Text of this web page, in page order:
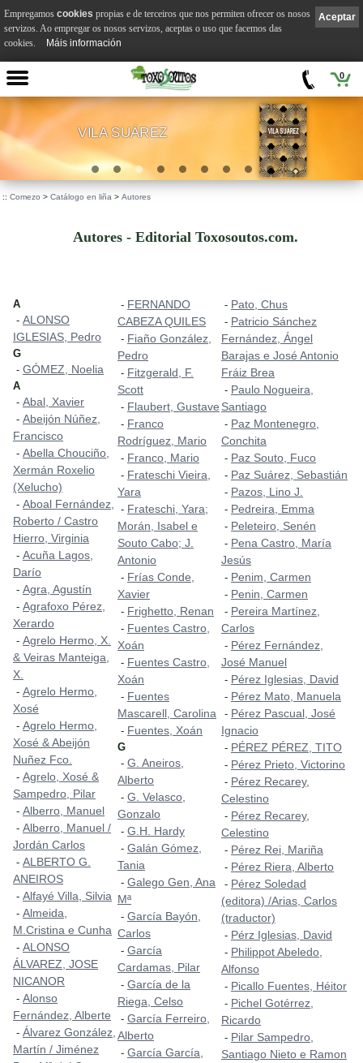
0
VILA SUÁREZ
:: Comezo > Catálogo en liña > Autores
Autores - Editorial Toxosoutos.com.
A
- ALONSO
IGLESIAS, Pedro
G
- GÓMEZ, Noelia
A
- Abal, Xavier
- Abeijón Núñez,
Francisco
- Abella Chouciño,
Xermán Roxelio
(Xelucho)
- Aboal Fernández,
Roberto / Castro
Hierro, Virginia
- Acuña Lagos,
Darío
- Agra, Agustín
- Agrafoxo Pérez,
Xerardo
- Agrelo Hermo, X.
& Veiras Manteiga,
X.
- Agrelo Hermo,
Xosé
- Agrelo Hermo,
Xosé & Abeijón
Nuñez Fco.
- Agrelo, Xosé &
Sampedro, Pilar
- Alberro, Manuel
- Alberro, Manuel /
Jordán Carlos
- ALBERTO G.
ANEIROS
- Alfayé Villa, Silvia
- Almeida,
M.Cristina e Cunha
- ALONSO
ÁLVAREZ, JOSE
NICANOR
- Alonso
Fernández, Alberte
- Álvarez González,
Martín / Jiménez
- FERNANDO
CABEZA QUILES
- Fiaño González,
Pedro
- Fitzgerald, F.
Scott
- Flaubert, Gustave
- Franco
Rodríguez, Mario
- Franco, Mario
- Frateschi Vieira,
Yara
- Frateschi, Yara;
Morán, Isabel e
Souto Cabo; J.
Antonio
- Frías Conde,
Xavier
- Frighetto, Renan
- Fuentes Castro,
Xoán
- Fuentes Castro,
Xoán
- Fuentes
Mascarell, Carolina
- Fuentes, Xoán
G
- G. Aneiros,
Alberto
- G. Velasco,
Gonzalo
- G.H. Hardy
- Galán Gómez,
Tania
- Galego Gen, Ana
Mª
- García Bayón,
Carlos
- García
Cardamas, Pilar
- García de la
Riega, Celso
- García Ferreiro,
Alberto
- García García,
- Pato, Chus
- Patricio Sánchez
Fernández, Ángel
Barajas e José Antonio
Fráiz Brea
- Paulo Nogueira,
Santiago
- Paz Montenegro,
Conchita
- Paz Souto, Fuco
- Paz Suárez, Sebastián
- Pazos, Lino J.
- Pedreira, Emma
- Peleteiro, Senén
- Pena Castro, María
Jesús
- Penim, Carmen
- Penin, Carmen
- Pereira Martínez,
Carlos
- Pérez Fernández,
José Manuel
- Pérez Iglesias, David
- Pérez Mato, Manuela
- Pérez Pascual, José
Ignacio
- PÉREZ PÉREZ, TITO
- Pérez Prieto, Victorino
- Pérez Recarey,
Celestino
- Pérez Recarey,
Celestino
- Pérez Rei, Mariña
- Pérez Riera, Alberto
- Pérez Soledad
(editora) /Arias, Carlos
(traductor)
- Pérz Iglesias, David
- Philippot Abeledo,
Alfonso
- Picallo Fuentes, Héitor
- Pichel Gotérrez,
Ricardo
- Pilar Sampedro,
Santiago Nieto e Ramon
Aceptar
Empregamos cookies propias e de terceiros que nos permiten ofrecer os nosos
servizos. Ao empregar os nosos servizos, aceptas o uso que facemos das
cookies.
Máis información